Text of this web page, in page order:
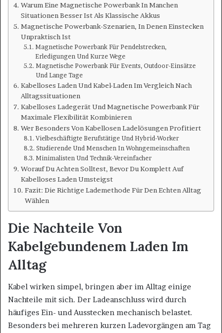
Warum Eine Magnetische Powerbank In Manchen
Situationen Besser Ist Als Klassische Akkus
Magnetische Powerbank-Szenarien, In Denen Einstecken
Unpraktisch Ist
Magnetische Powerbank Für Pendelstrecken,
Erledigungen Und Kurze Wege
Magnetische Powerbank Für Events, Outdoor-Einsätze
Und Lange Tage
Kabelloses Laden Und Kabel-Laden Im Vergleich Nach
Alltagssituationen
Kabelloses Ladegerät Und Magnetische Powerbank Für
Maximale Flexibilität Kombinieren
Wer Besonders Von Kabellosen Ladelösungen Profitiert
Vielbeschäftigte Berufstätige Und Hybrid-Worker
Studierende Und Menschen In Wohngemeinschaften
Minimalisten Und Technik-Vereinfacher
Worauf Du Achten Solltest, Bevor Du Komplett Auf
Kabelloses Laden Umsteigst
Fazit: Die Richtige Lademethode Für Den Echten Alltag
Wählen
Die Nachteile Von
Kabelgebundenem Laden Im
Alltag
Kabel wirken simpel, bringen aber im Alltag einige
Nachteile mit sich. Der Ladeanschluss wird durch
häufiges Ein- und Ausstecken mechanisch belastet.
Besonders bei mehreren kurzen Ladevorgängen am Tag